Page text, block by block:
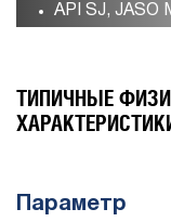
API SJ, JASO
ТИПИЧНЫЕ
Параметр